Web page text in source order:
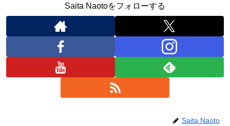
Saita Naotoをフォローする
Saita Naoto